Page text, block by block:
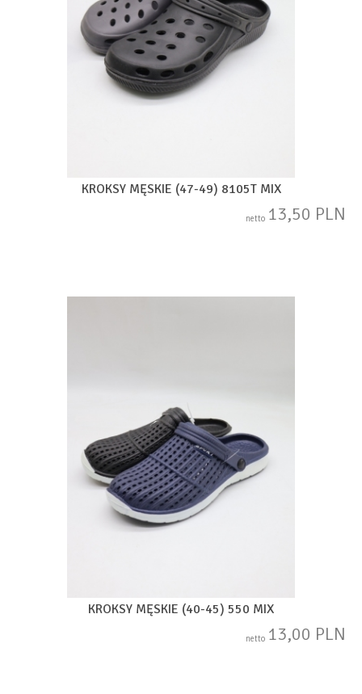
KROKSY MĘSKIE (47-49) 8105T MIX
netto 13,50 PLN
KROKSY MĘSKIE (40-45) 550 MIX
netto 13,00 PLN